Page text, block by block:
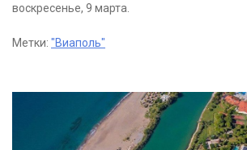
воскресенье, 9 марта.
Метки: "Виаполь"